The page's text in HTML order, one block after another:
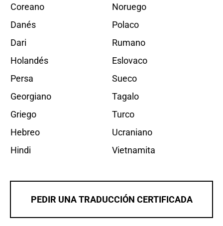
Coreano
Danés
Dari
Holandés
Persa
Georgiano
Griego
Hebreo
Hindi
Noruego
Polaco
Rumano
Eslovaco
Sueco
Tagalo
Turco
Ucraniano
Vietnamita
PEDIR UNA TRADUCCIÓN CERTIFICADA